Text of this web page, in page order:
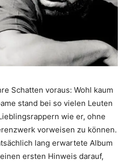
Schatten voraus: Wohl kaum
stand bei so vielen Leuten
wie er, ohne
vorweisen zu können.
lang erwartete Album
ersten Hinweis darauf,